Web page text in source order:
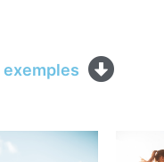
exemples